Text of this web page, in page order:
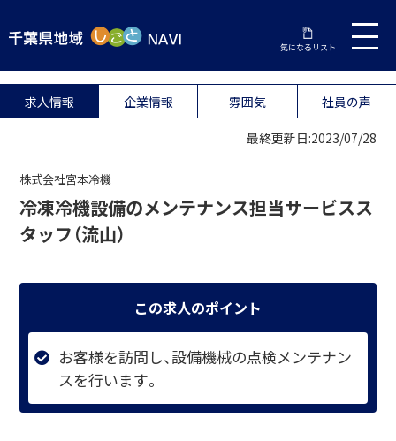
気になるリスト
求人情報 企業情報 雰囲気 社員の声
最終更新日:2023/07/28
株式会社宮本冷機
冷凍冷機設備のメンテナンス担当サービスス
タッフ（流山）
この求人のポイント
お客様を訪問し、設備機械の点検メンテナン
スを行います。